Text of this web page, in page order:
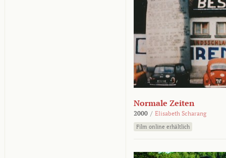
Normale Zeiten
2000 / Elisabeth Scharang
Film online erhältlich